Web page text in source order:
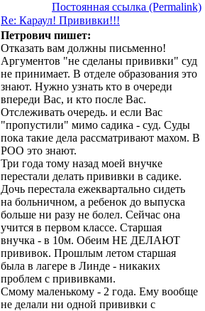
Постоянная ссылка (Permalink)
Re: Караул! Прививки!!!
Петрович пишет:
Отказать вам должны письменно!
Аргументов "не сделаны прививки" суд
не принимает. В отделе образования это
знают. Нужно узнать кто в очереди
впереди Вас, и кто после Вас.
Отслеживать очередь. и если Вас
"пропустили" мимо садика - суд. Суды
пока такие дела рассматривают махом. В
РОО это знают.
Три года тому назад моей внучке
перестали делать прививки в садике.
Дочь перестала ежеквартально сидеть
на больничном, а ребенок до выпуска
больше ни разу не болел. Сейчас она
учится в первом классе. Старшая
внучка - в 10м. Обеим НЕ ДЕЛАЮТ
прививок. Прошлым летом старшая
была в лагере в Линде - никаких
проблем с прививками.
Смому маленькому - 2 года. Ему вообще
не делали ни одной прививки с